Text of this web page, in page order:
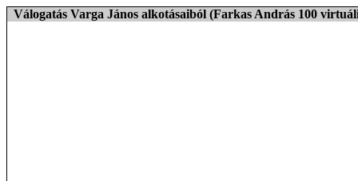
Válogatás Varga János alkotásaiból (Farkas András 100